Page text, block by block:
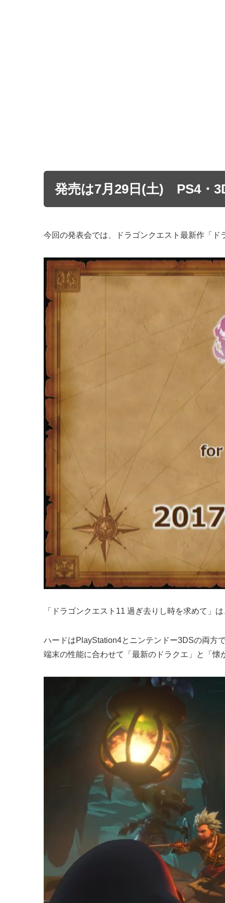
発売は7月29日(土) PS4・
今回の発表会では、ドラゴンクエスト最新作「
「ドラゴンクエスト11 過ぎ去りし時を求めて」
ハードはPlayStation4とニンテンドー3DSの両方
端末の性能に合わせて「最新のドラクエ」と「